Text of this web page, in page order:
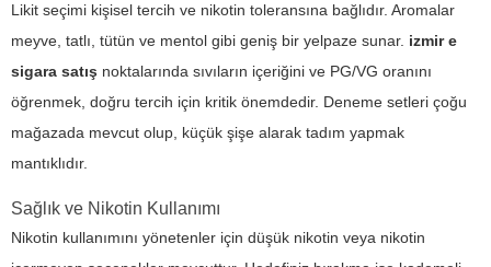
Likit seçimi kişisel tercih ve nikotin toleransına bağlıdır. Aromalar
meyve, tatlı, tütün ve mentol gibi geniş bir yelpaze sunar. izmir e
sigara satış noktalarında sıvıların içeriğini ve PG/VG oranını
öğrenmek, doğru tercih için kritik önemdedir. Deneme setleri çoğu
mağazada mevcut olup, küçük şişe alarak tadım yapmak
mantıklıdır.
Sağlık ve Nikotin Kullanımı
Nikotin kullanımını yönetenler için düşük nikotin veya nikotin